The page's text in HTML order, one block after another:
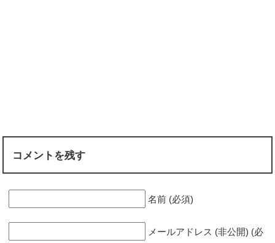
コメントを残す
名前 (必須)
メールアドレス (非公開) (必